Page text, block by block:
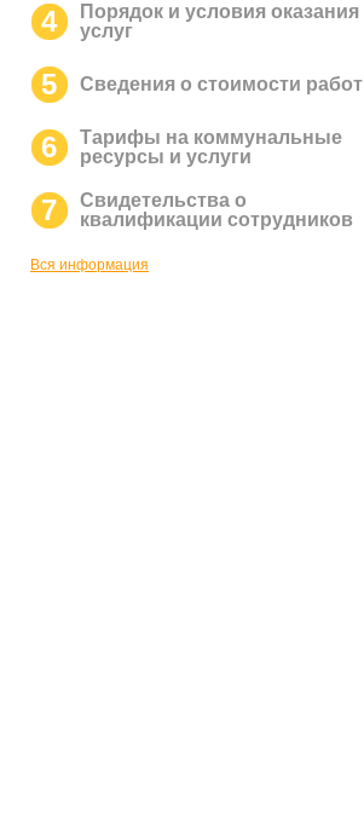
4
Порядок и условия оказания
услуг
5 Сведения о стоимости работ
6
Тарифы на коммунальные
ресурсы и услуги
7
Свидетельства о
квалификации сотрудников
Вся информация